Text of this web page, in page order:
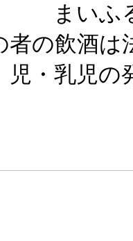
まいふ
の飲酒は
児・乳児の